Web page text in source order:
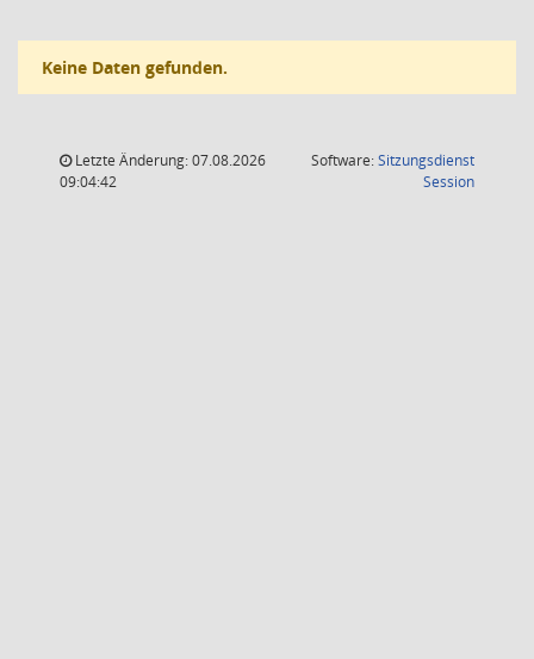
Keine Daten gefunden.
Letzte Änderung: 07.08.2026
09:04:42
Software:Sitzungsdienst
Session(Wird in